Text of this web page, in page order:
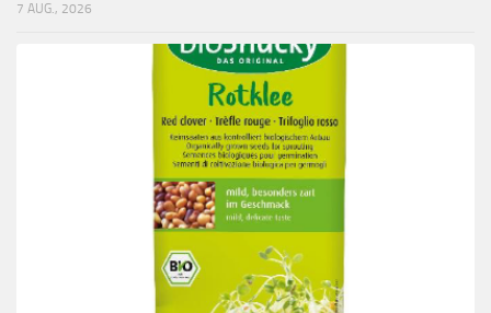
7 AUG., 2026